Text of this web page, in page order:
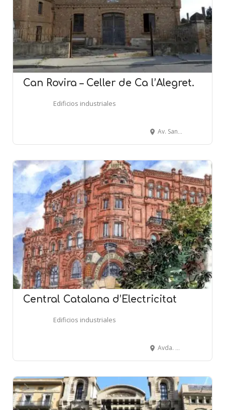
Can Rovira – Celler de Ca l’Alegret.
Edificios industriales
Av. Santa Oliva, s/n - SANTA OLIVA
Central Catalana d’Electricitat
Edificios industriales
Avda. de Vilanova, 12 - Roger de Flor, 52 - BARCELONA